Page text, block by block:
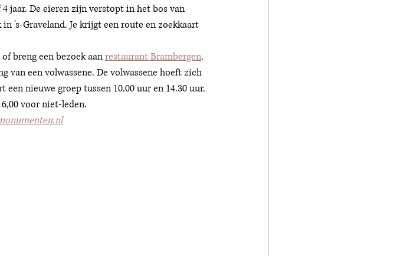
jaar. De eieren zijn verstopt in het bos van
's-Graveland. Je krijgt een route en zoekkaart
of breng een bezoek aan restaurant Brambergen.
van een volwassene. De volwassene hoeft zich
nieuwe groep tussen 10.00 uur en 14.30 uur.
voor niet-leden.